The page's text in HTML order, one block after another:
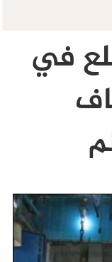
في